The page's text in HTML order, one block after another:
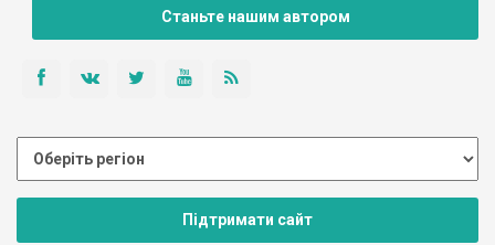
Станьте нашим автором
Підтримати сайт